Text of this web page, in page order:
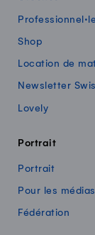
Shop
Location de
Newsletter
Lovely
Portrait
Portrait
Pour les médias
Fédération